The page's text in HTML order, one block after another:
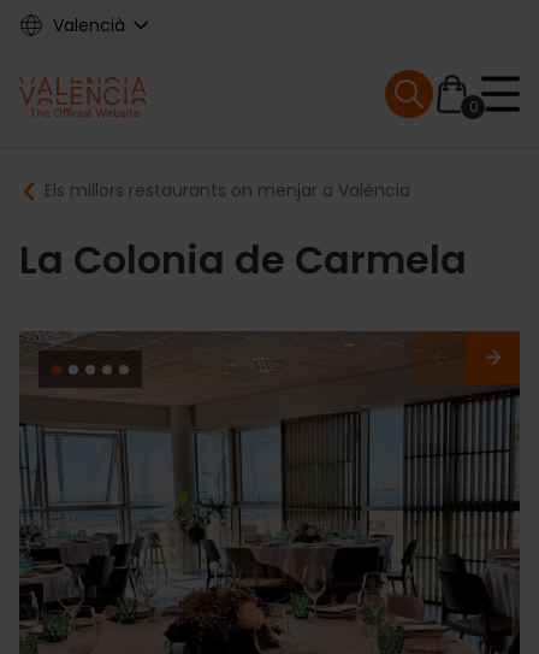
Skip
content
Valencià
Main
navigation
0
Mobile menu
Breadcrumb
Els millors restaurants on menjar a València
La Colonia de Carmela